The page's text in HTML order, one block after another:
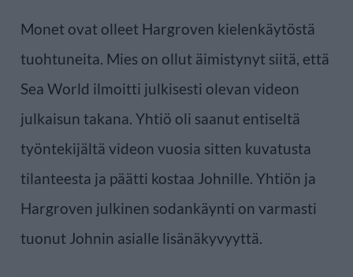
Monet ovat olleet Hargroven kielenkäytöstä
tuohtuneita. Mies on ollut äimistynyt siitä, että
Sea World ilmoitti julkisesti olevan videon
julkaisun takana. Yhtiö oli saanut entiseltä
työntekijältä videon vuosia sitten kuvatusta
tilanteesta ja päätti kostaa Johnille. Yhtiön ja
Hargroven julkinen sodankäynti on varmasti
tuonut Johnin asialle lisänäkyvyyttä.